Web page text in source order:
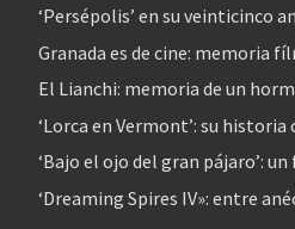
‘Persépolis’ en su veinticinco
Granada es de cine: memoria
El Lianchi: memoria de un
‘Lorca en Vermont’: su historia
‘Bajo el ojo del gran pájaro’:
‘Dreaming Spires IV»: entre